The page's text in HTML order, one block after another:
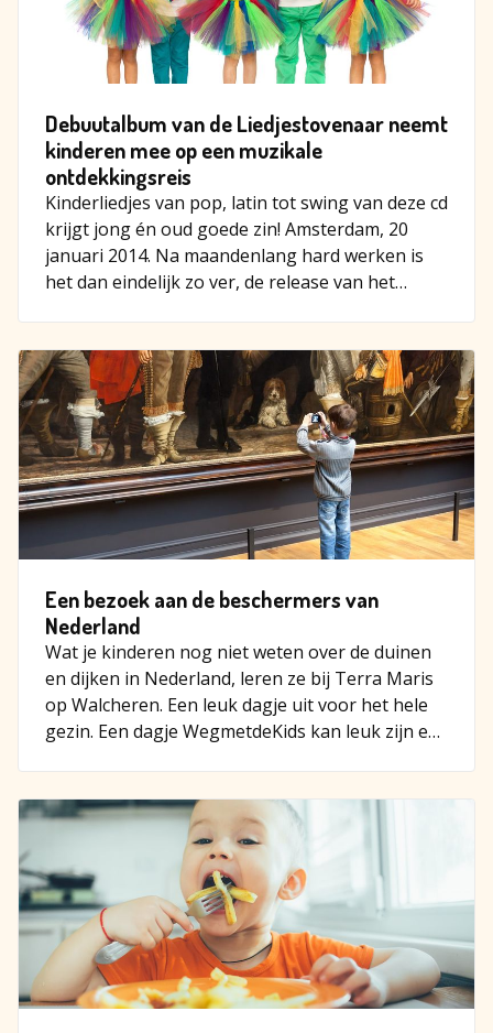
Debuutalbum van de Liedjestovenaar neemt
kinderen mee op een muzikale
ontdekkingsreis
Kinderliedjes van pop, latin tot swing van deze cd
krijgt jong én oud goede zin! Amsterdam, 20
januari 2014. Na maandenlang hard werken is
het dan eindelijk zo ver, de release van het
Een bezoek aan de beschermers van
Nederland
Wat je kinderen nog niet weten over de duinen
en dijken in Nederland, leren ze bij Terra Maris
op Walcheren. Een leuk dagje uit voor het hele
gezin. Een dagje WegmetdeKids kan leuk zijn en